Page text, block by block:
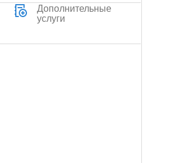
Дополнительные
услуги